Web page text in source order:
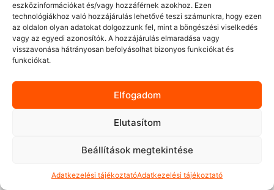
eszközinformációkat és/vagy hozzáférnek azokhoz. Ezen
technológiákhoz való hozzájárulás lehetővé teszi számunkra, hogy ezen
az oldalon olyan adatokat dolgozzunk fel, mint a böngészési viselkedés
vagy az egyedi azonosítók. A hozzájárulás elmaradása vagy
visszavonása hátrányosan befolyásolhat bizonyos funkciókat és
funkciókat.
Elfogadom
Elutasítom
Beállítások megtekintése
Adatkezelési tájékoztatóAdatkezelési tájékoztató
Shua 69 hasprés gép – tárcsasúlyos
Árajánlatot kérek